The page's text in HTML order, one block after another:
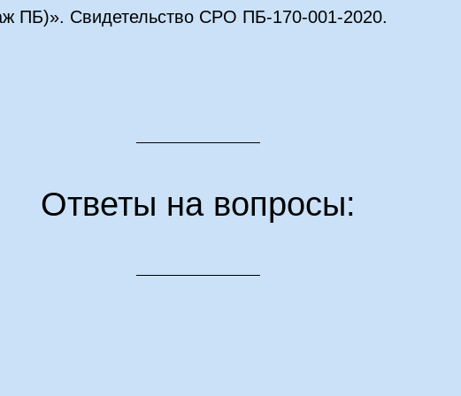
ПБ)». Свидетельство СРО ПБ-170-001-2020.
Ответы на вопросы: